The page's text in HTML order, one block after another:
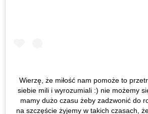
Wierzę, że miłość nam pomoże to
siebie mili i wyrozumiali :) nie możemy
mamy dużo czasu żeby zadzwonić do
na szczęście żyjemy w takich czasach,